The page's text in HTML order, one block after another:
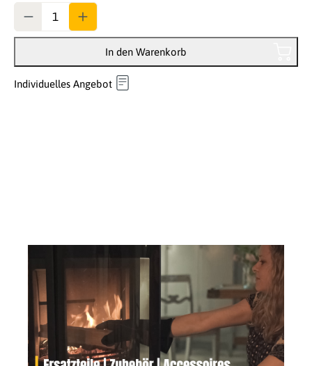
In den Warenkorb
Individuelles Angebot